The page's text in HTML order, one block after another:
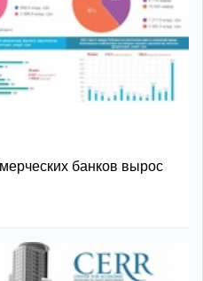
банков вырос